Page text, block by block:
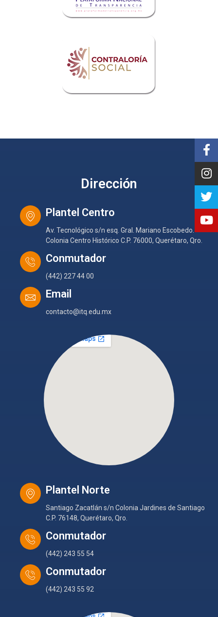
Dirección
Plantel Centro
Av. Tecnológico s/n esq. Gral. Mariano Escobedo.
Colonia Centro Histórico C.P. 76000, Querétaro, Qro.
Conmutador
(442) 227 44 00
Email
contacto@itq.edu.mx
Plantel Norte
Santiago Zacatlán s/n Colonia Jardines de Santiago
C.P. 76148, Querétaro, Qro.
Conmutador
(442) 243 55 54
Conmutador
(442) 243 55 92